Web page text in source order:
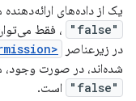
یک از داده‌های
"false"
، فقط
در زیرعناصر
<grant-uri-permission>
شده‌اند، در صورت
"false"
است.